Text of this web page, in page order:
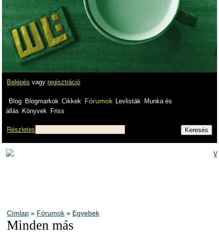
Belépés vagy regisztráció
Blog Blogmarkok Cikkek Fórumok Levlisták
Munka és
állás Könyvek Friss
Részletes
Címlap » Fórumok » Egyebek
Minden más